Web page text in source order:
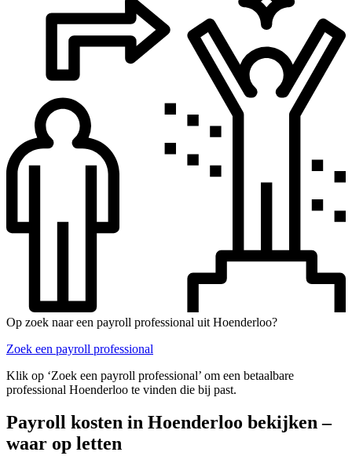
Op zoek naar een payroll professional uit Hoenderloo?
Zoek een payroll professional
Klik op ‘Zoek een payroll professional’ om een betaalbare
professional Hoenderloo te vinden die bij past.
Payroll kosten in Hoenderloo bekijken –
waar op letten